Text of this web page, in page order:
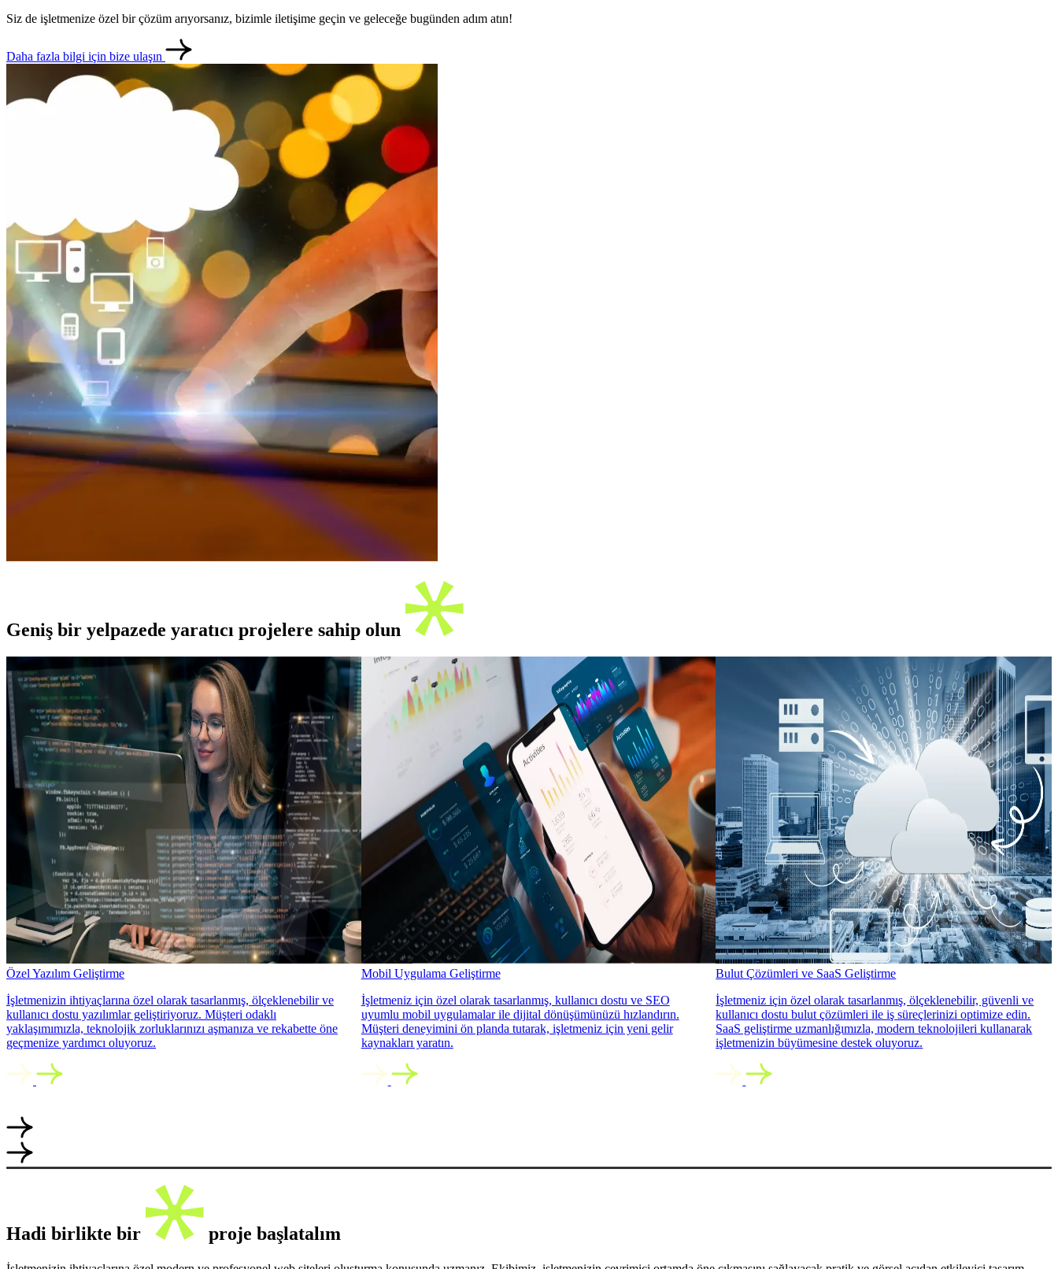
Siz de işletmenize özel bir çözüm arıyorsanız, bizimle iletişime geçin ve geleceğe bugünden adım atın!
Daha fazla bilgi için bize ulaşın
Geniş bir yelpazede yaratıcı projelere sahip olun
Özel Yazılım Geliştirme
İşletmenizin ihtiyaçlarına özel olarak tasarlanmış, ölçeklenebilir ve
kullanıcı dostu yazılımlar geliştiriyoruz. Müşteri odaklı
yaklaşımımızla, teknolojik zorluklarınızı aşmanıza ve rekabette öne
geçmenize yardımcı oluyoruz.
Mobil Uygulama Geliştirme
İşletmeniz için özel olarak tasarlanmış, kullanıcı dostu ve SEO
uyumlu mobil uygulamalar ile dijital dönüşümünüzü hızlandırın.
Müşteri deneyimini ön planda tutarak, işletmeniz için yeni gelir
kaynakları yaratın.
Bulut Çözümleri ve SaaS Geliştirme
İşletmeniz için özel olarak tasarlanmış, ölçeklenebilir, güvenli ve
kullanıcı dostu bulut çözümleri ile iş süreçlerinizi optimize edin.
SaaS geliştirme uzmanlığımızla, modern teknolojileri kullanarak
işletmenizin büyümesine destek oluyoruz.
Hadi birlikte bir proje başlatalım